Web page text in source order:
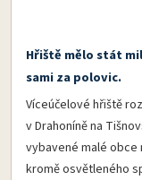
Hřiště mělo stát
sami za polovic.
Víceúčelové hřiště
v Drahoníně na
vybavené malé obce
kromě osvětleného